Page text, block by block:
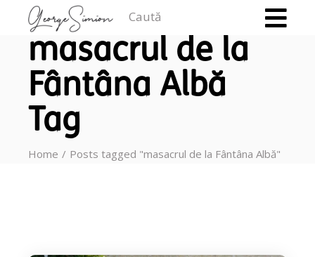
masacrul de la
Fântâna Albă
Tag
Home Posts tagged "masacrul de la Fântâna Albă"